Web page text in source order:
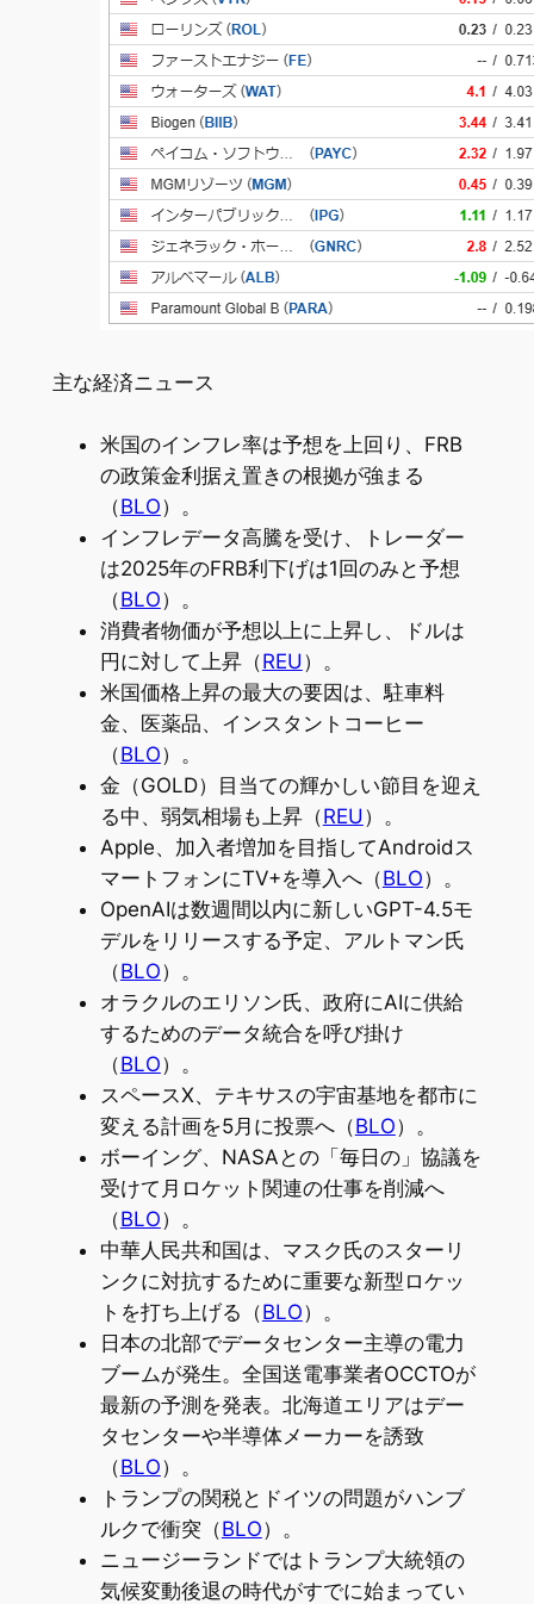
主な経済ニュース
米国のインフレ率は予想を上回り、FRB
の政策金利据え置きの根拠が強まる
（BLO）。
インフレデータ高騰を受け、トレーダー
は2025年のFRB利下げは1回のみと予想
（BLO）。
消費者物価が予想以上に上昇し、ドルは
円に対して上昇（REU）。
米国価格上昇の最大の要因は、駐車料
金、医薬品、インスタントコーヒー
（BLO）。
金（GOLD）目当ての輝かしい節目を迎え
る中、弱気相場も上昇（REU）。
Apple、加入者増加を目指してAndroidス
マートフォンにTV+を導入へ（BLO）。
OpenAIは数週間以内に新しいGPT-4.5モ
デルをリリースする予定、アルトマン氏
（BLO）。
オラクルのエリソン氏、政府にAIに供給
するためのデータ統合を呼び掛け
（BLO）。
スペースX、テキサスの宇宙基地を都市に
変える計画を5月に投票へ（BLO）。
ボーイング、NASAとの「毎日の」協議を
受けて月ロケット関連の仕事を削減へ
（BLO）。
中華人民共和国は、マスク氏のスターリ
ンクに対抗するために重要な新型ロケッ
トを打ち上げる（BLO）。
日本の北部でデータセンター主導の電力
ブームが発生。全国送電事業者OCCTOが
最新の予測を発表。北海道エリアはデー
タセンターや半導体メーカーを誘致
（BLO）。
トランプの関税とドイツの問題がハンブ
ルクで衝突（BLO）。
ニュージーランドではトランプ大統領の
気候変動後退の時代がすでに始まってい